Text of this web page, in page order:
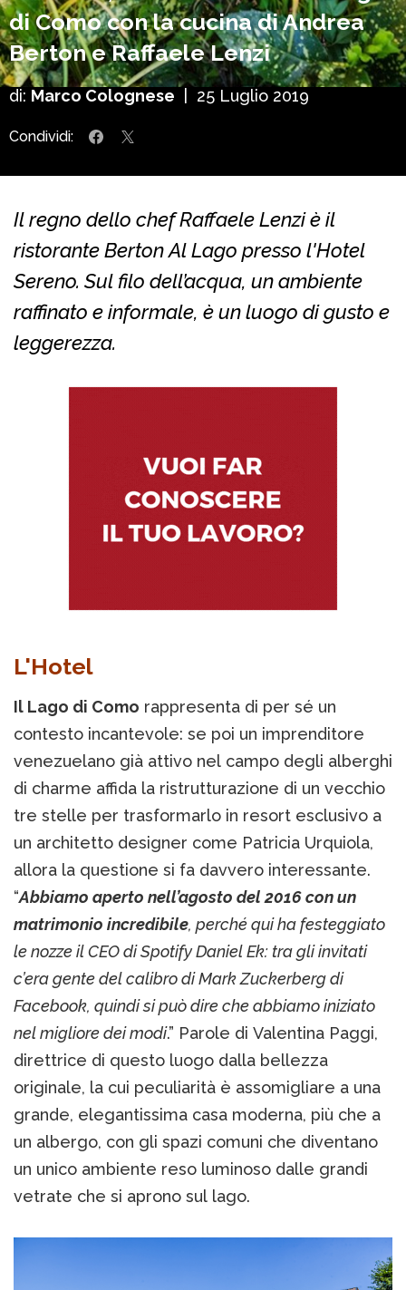
di Como con la cucina di Andrea
Berton e Raffaele Lenzi
di: Marco Colognese 25 Luglio 2019
Condividi:
Il regno dello chef Raffaele Lenzi è il
ristorante Berton Al Lago presso l'Hotel
Sereno. Sul filo dell’acqua, un ambiente
raffinato e informale, è un luogo di gusto e
leggerezza.
L'Hotel
Il Lago di Como rappresenta di per sé un
contesto incantevole: se poi un imprenditore
venezuelano già attivo nel campo degli alberghi
di charme affida la ristrutturazione di un vecchio
tre stelle per trasformarlo in resort esclusivo a
un architetto designer come Patricia Urquiola,
allora la questione si fa davvero interessante.
“Abbiamo aperto nell’agosto del 2016 con un
matrimonio incredibile, perché qui ha festeggiato
le nozze il CEO di Spotify Daniel Ek: tra gli invitati
c’era gente del calibro di Mark Zuckerberg di
Facebook, quindi si può dire che abbiamo iniziato
nel migliore dei modi.” Parole di Valentina Paggi,
direttrice di questo luogo dalla bellezza
originale, la cui peculiarità è assomigliare a una
grande, elegantissima casa moderna, più che a
un albergo, con gli spazi comuni che diventano
un unico ambiente reso luminoso dalle grandi
vetrate che si aprono sul lago.